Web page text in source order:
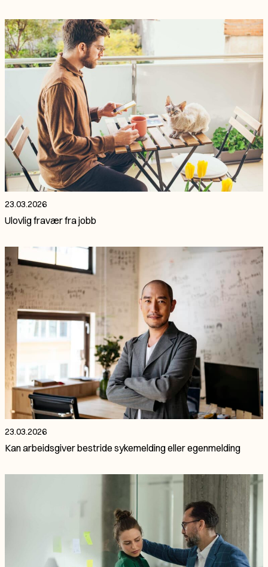
23.03.2026
Ulovlig fravær fra jobb
23.03.2026
Kan arbeidsgiver bestride sykemelding eller egenmelding